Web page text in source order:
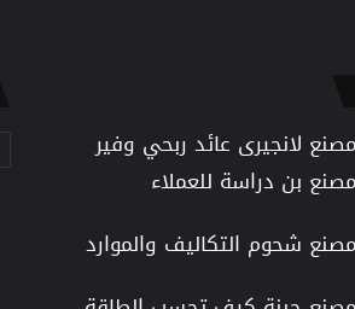
لانجيرى عائد ربحي وفير
بن دراسة للعملاء
شحوم التكاليف والموارد